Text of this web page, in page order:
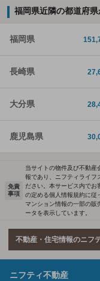
福岡県近隣の都道府
福岡県
長崎県
大分県
鹿児島県
免責
事項
当サイトの物件及び不動産
報であり、ニフティライフ
ださい。本サービス内でお
の定める個人情報規約に従
マンション情報の一部の販
ータを表示しています。
不動産・住宅情報のニフ
ニフティ不動産